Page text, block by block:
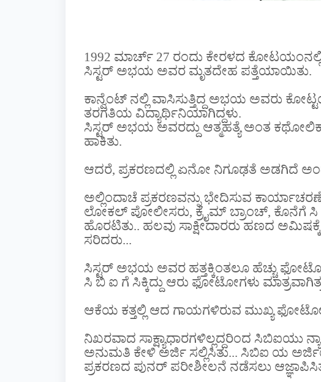
1992 ಮಾರ್ಚ್ 27 ರಂದು ಕೇರಳದ
ಸಿಸ್ಟರ್ ಅಭಯ ಅವರ ಮೃತದೇಹ ಪತ್ತೆಯಾಯಿತು.
ಕಾನ್ವೆಂಟ್ ನಲ್ಲಿ ವಾಸಿಸುತ್ತಿದ್ದ ಅಭಯ ಅವರು
ತರಗತಿಯ ವಿದ್ಯಾರ್ಥಿನಿಯಾಗಿದ್ದಳು.
ಸಿಸ್ಟರ್ ಅಭಯ ಅವರದ್ದು ಆತ್ಮಹತ್ಯೆ ಅಂತ
ಹಾಕಿತು.
ಆದರೆ, ಪ್ರಕರಣದಲ್ಲಿ ಏನೋ ನಿಗೂಢತೆ ಅಡಗಿದೆ
ಅಲ್ಲಿಂದಾಚೆ ಪ್ರಕರಣವನ್ನು ಭೇದಿಸುವ
ಲೋಕಲ್ ಪೋಲೀಸರು, ಕ್ರೈಮ್ ಬ್ರಾಂಚ್, ಕೊನೆಗೆ
ಹೊರಟಿತು.. ಹಲವು ಸಾಕ್ಷೀದಾರರು ಹಣದ
ಸರಿದರು...
ಸಿಸ್ಟರ್ ಅಭಯ ಅವರ ಹತ್ತಕ್ಕಿಂತಲೂ ಹೆಚ್ಚು
ಸಿ ಬಿ ಐ ಗೆ ಸಿಕ್ಕಿದ್ದು ಆರು ಫೋಟೋಗಳು
ಆಕೆಯ ಕತ್ತಲ್ಲಿ ಆದ ಗಾಯಗಳಿರುವ ಮುಖ್ಯ
ನಿಖರವಾದ ಸಾಕ್ಷ್ಯಾಧಾರಗಳಿಲ್ಲದ್ದರಿಂದ ಸಿಬಿಐಯು
ಅನುಮತಿ ಕೇಳಿ ಅರ್ಜಿ ಸಲ್ಲಿಸಿತು... ಸಿಬಿಐ ಯ
ಪ್ರಕರಣದ ಪುನರ್ ಪರೀಶೀಲನೆ ನಡೆಸಲು